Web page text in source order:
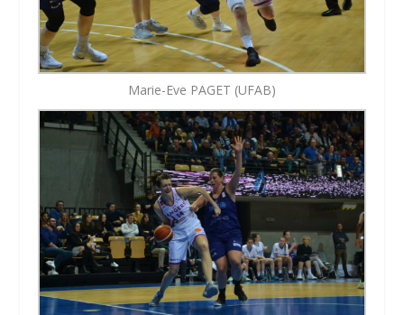
Marie-Eve PAGET (UFAB)